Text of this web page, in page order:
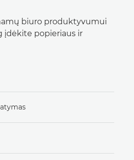
biuro produktyvumui
įdėkite popieriaus ir